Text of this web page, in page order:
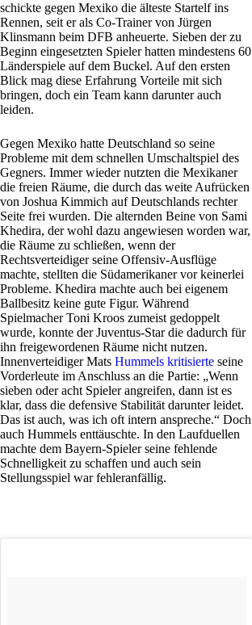
schickte gegen Mexiko die älteste Startelf ins
Rennen, seit er als Co-Trainer von Jürgen
Klinsmann beim DFB anheuerte. Sieben der zu
Beginn eingesetzten Spieler hatten mindestens 60
Länderspiele auf dem Buckel. Auf den ersten
Blick mag diese Erfahrung Vorteile mit sich
bringen, doch ein Team kann darunter auch
leiden.
Gegen Mexiko hatte Deutschland so seine
Probleme mit dem schnellen Umschaltspiel des
Gegners. Immer wieder nutzten die Mexikaner
die freien Räume, die durch das weite Aufrücken
von Joshua Kimmich auf Deutschlands rechter
Seite frei wurden. Die alternden Beine von Sami
Khedira, der wohl dazu angewiesen worden war,
die Räume zu schließen, wenn der
Rechtsverteidiger seine Offensiv-Ausflüge
machte, stellten die Südamerikaner vor keinerlei
Probleme. Khedira machte auch bei eigenem
Ballbesitz keine gute Figur. Während
Spielmacher Toni Kroos zumeist gedoppelt
wurde, konnte der Juventus-Star die dadurch für
ihn freigewordenen Räume nicht nutzen.
Innenverteidiger Mats Hummels kritisierte seine
Vorderleute im Anschluss an die Partie: „Wenn
sieben oder acht Spieler angreifen, dann ist es
klar, dass die defensive Stabilität darunter leidet.
Das ist auch, was ich oft intern anspreche.“ Doch
auch Hummels enttäuschte. In den Laufduellen
machte dem Bayern-Spieler seine fehlende
Schnelligkeit zu schaffen und auch sein
Stellungsspiel war fehleranfällig.